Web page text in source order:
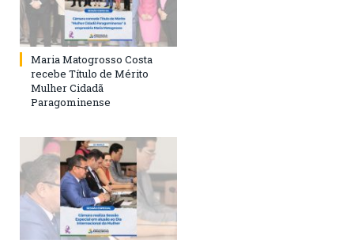
Maria Matogrosso Costa
recebe Título de Mérito
Mulher Cidadã
Paragominense